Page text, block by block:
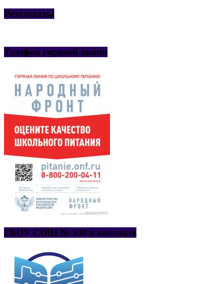
Результаты
Телефон горячей линии
ГБОУ СОШ № 538 в контакте